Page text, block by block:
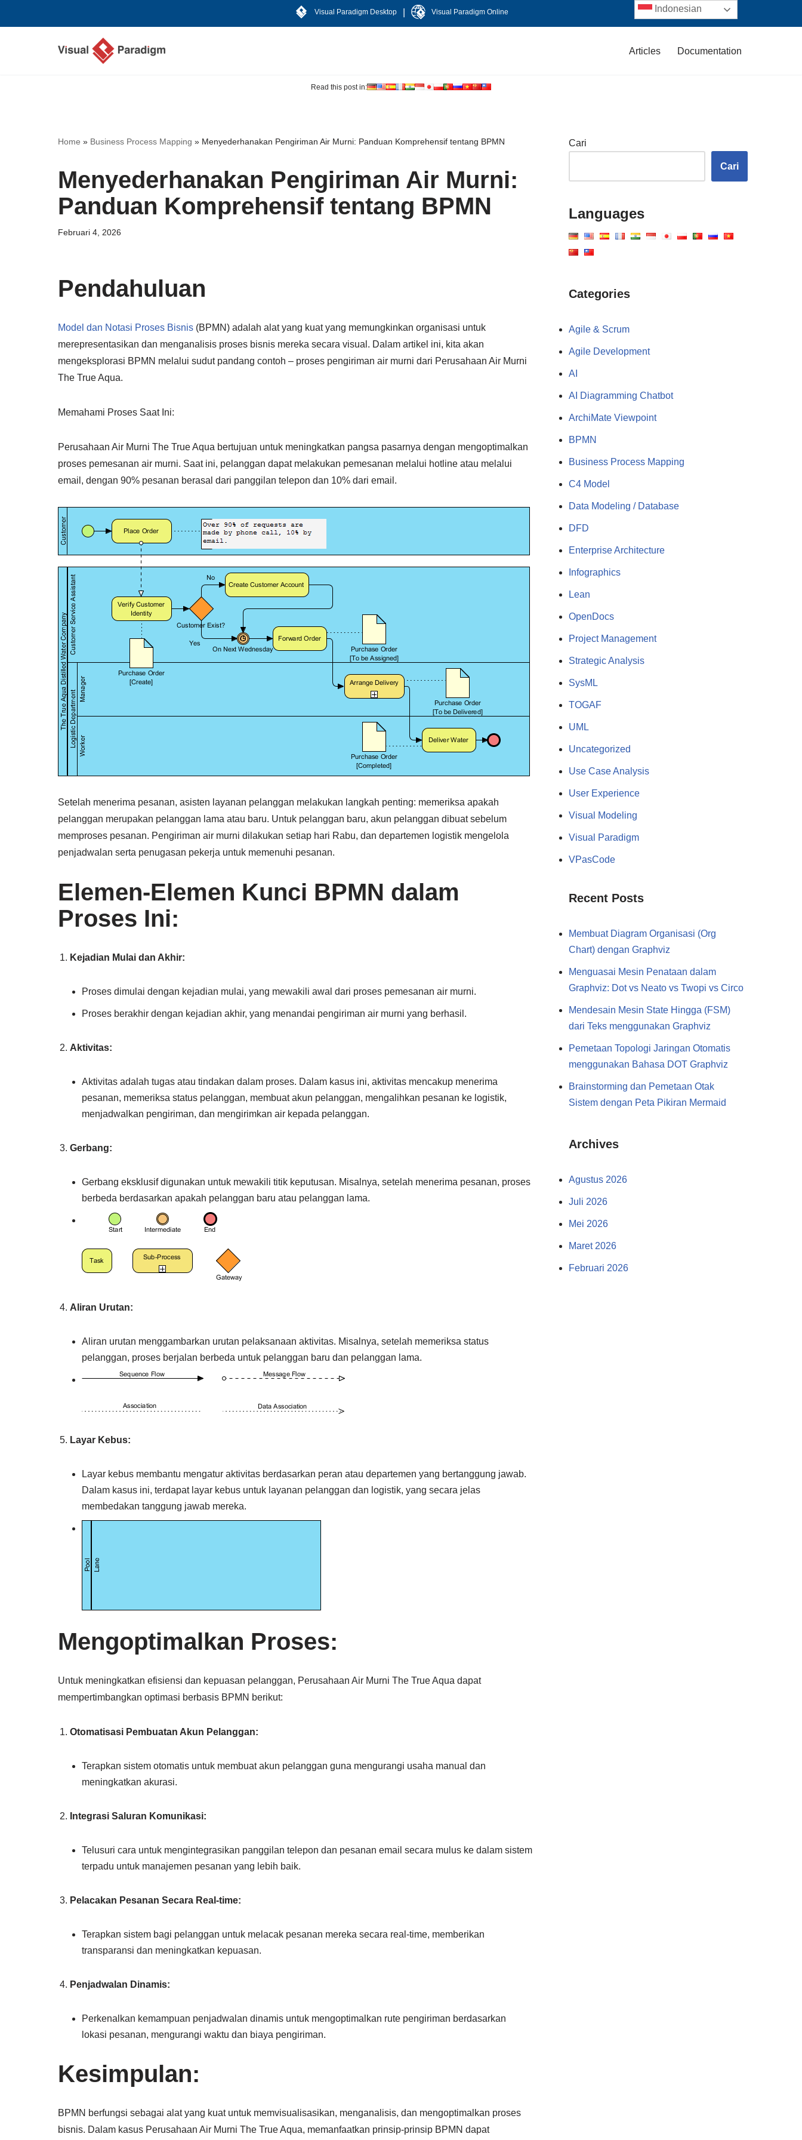
Visual Paradigm Desktop Visual Paradigm Online
Articles Documentation
Read this post in:
Home » Business Process Mapping » Menyederhanakan Pengiriman Air Murni: Panduan Komprehensif tentang BPMN
Menyederhanakan Pengiriman Air Murni:
Panduan Komprehensif tentang BPMN
Februari 4, 2026
Pendahuluan
Model dan Notasi Proses Bisnis (BPMN) adalah alat yang kuat yang memungkinkan organisasi untuk
merepresentasikan dan menganalisis proses bisnis mereka secara visual. Dalam artikel ini, kita akan
mengeksplorasi BPMN melalui sudut pandang contoh – proses pengiriman air murni dari Perusahaan Air Murni
The True Aqua.
Memahami Proses Saat Ini:
Perusahaan Air Murni The True Aqua bertujuan untuk meningkatkan pangsa pasarnya dengan mengoptimalkan
proses pemesanan air murni. Saat ini, pelanggan dapat melakukan pemesanan melalui hotline atau melalui
email, dengan 90% pesanan berasal dari panggilan telepon dan 10% dari email.
Setelah menerima pesanan, asisten layanan pelanggan melakukan langkah penting: memeriksa apakah
pelanggan merupakan pelanggan lama atau baru. Untuk pelanggan baru, akun pelanggan dibuat sebelum
memproses pesanan. Pengiriman air murni dilakukan setiap hari Rabu, dan departemen logistik mengelola
penjadwalan serta penugasan pekerja untuk memenuhi pesanan.
Elemen-Elemen Kunci BPMN dalam
Proses Ini:
Kejadian Mulai dan Akhir:
Proses dimulai dengan kejadian mulai, yang mewakili awal dari proses pemesanan air murni.
Proses berakhir dengan kejadian akhir, yang menandai pengiriman air murni yang berhasil.
Aktivitas:
Aktivitas adalah tugas atau tindakan dalam proses. Dalam kasus ini, aktivitas mencakup menerima
pesanan, memeriksa status pelanggan, membuat akun pelanggan, mengalihkan pesanan ke logistik,
menjadwalkan pengiriman, dan mengirimkan air kepada pelanggan.
Gerbang:
Gerbang eksklusif digunakan untuk mewakili titik keputusan. Misalnya, setelah menerima pesanan, proses
berbeda berdasarkan apakah pelanggan baru atau pelanggan lama.
Aliran Urutan:
Aliran urutan menggambarkan urutan pelaksanaan aktivitas. Misalnya, setelah memeriksa status
pelanggan, proses berjalan berbeda untuk pelanggan baru dan pelanggan lama.
Layar Kebus:
Layar kebus membantu mengatur aktivitas berdasarkan peran atau departemen yang bertanggung jawab.
Dalam kasus ini, terdapat layar kebus untuk layanan pelanggan dan logistik, yang secara jelas
membedakan tanggung jawab mereka.
Mengoptimalkan Proses:
Untuk meningkatkan efisiensi dan kepuasan pelanggan, Perusahaan Air Murni The True Aqua dapat
mempertimbangkan optimasi berbasis BPMN berikut:
Otomatisasi Pembuatan Akun Pelanggan:
Terapkan sistem otomatis untuk membuat akun pelanggan guna mengurangi usaha manual dan
meningkatkan akurasi.
Integrasi Saluran Komunikasi:
Telusuri cara untuk mengintegrasikan panggilan telepon dan pesanan email secara mulus ke dalam sistem
terpadu untuk manajemen pesanan yang lebih baik.
Pelacakan Pesanan Secara Real-time:
Terapkan sistem bagi pelanggan untuk melacak pesanan mereka secara real-time, memberikan
transparansi dan meningkatkan kepuasan.
Penjadwalan Dinamis:
Perkenalkan kemampuan penjadwalan dinamis untuk mengoptimalkan rute pengiriman berdasarkan
lokasi pesanan, mengurangi waktu dan biaya pengiriman.
Kesimpulan:
BPMN berfungsi sebagai alat yang kuat untuk memvisualisasikan, menganalisis, dan mengoptimalkan proses
bisnis. Dalam kasus Perusahaan Air Murni The True Aqua, memanfaatkan prinsip-prinsip BPMN dapat
Cari
Cari
Languages
Categories
Agile & Scrum
Agile Development
AI
AI Diagramming Chatbot
ArchiMate Viewpoint
BPMN
Business Process Mapping
C4 Model
Data Modeling / Database
DFD
Enterprise Architecture
Infographics
Lean
OpenDocs
Project Management
Strategic Analysis
SysML
TOGAF
UML
Uncategorized
Use Case Analysis
User Experience
Visual Modeling
Visual Paradigm
VPasCode
Recent Posts
Membuat Diagram Organisasi (Org
Chart) dengan Graphviz
Menguasai Mesin Penataan dalam
Graphviz: Dot vs Neato vs Twopi vs Circo
Mendesain Mesin State Hingga (FSM)
dari Teks menggunakan Graphviz
Pemetaan Topologi Jaringan Otomatis
menggunakan Bahasa DOT Graphviz
Brainstorming dan Pemetaan Otak
Sistem dengan Peta Pikiran Mermaid
Archives
Agustus 2026
Juli 2026
Mei 2026
Maret 2026
Februari 2026
Indonesian